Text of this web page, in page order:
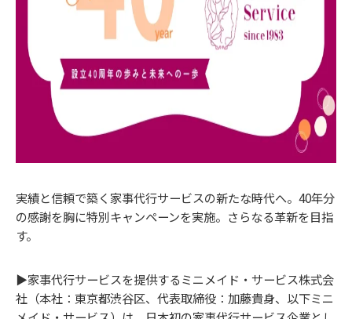
実績と信頼で築く家事代行サービスの新たな時代へ。40年分
の感謝を胸に特別キャンペーンを実施。さらなる革新を目指
す。
▶︎家事代行サービスを提供するミニメイド・サービス株式会
社（本社：東京都渋谷区、代表取締役：加藤貴身、以下ミニ